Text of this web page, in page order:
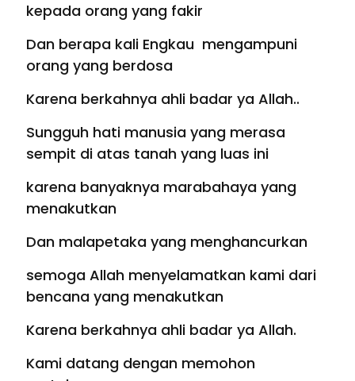
kepada orang yang fakir
Dan berapa kali Engkau mengampuni
orang yang berdosa
Karena berkahnya ahli badar ya Allah..
Sungguh hati manusia yang merasa
sempit di atas tanah yang luas ini
karena banyaknya marabahaya yang
menakutkan
Dan malapetaka yang menghancurkan
semoga Allah menyelamatkan kami dari
bencana yang menakutkan
Karena berkahnya ahli badar ya Allah.
Kami datang dengan memohon